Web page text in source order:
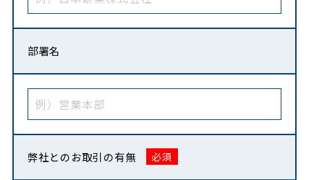
部署名
弊社とのお取引の有無